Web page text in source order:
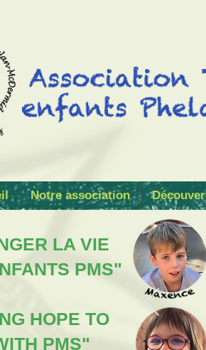
Notre association
LA VIE
PMS"
HOPE TO
PMS"